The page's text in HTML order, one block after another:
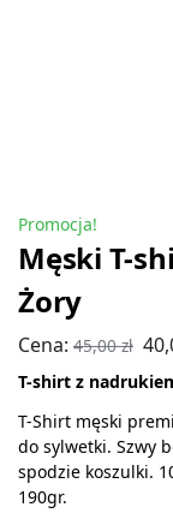
Promocja!
Męski T-
Żory
Cena: 45,00zł
T-shirt z
T-Shirt męski
do sylwetki. Szwy
spodzie koszulki.
190gr.